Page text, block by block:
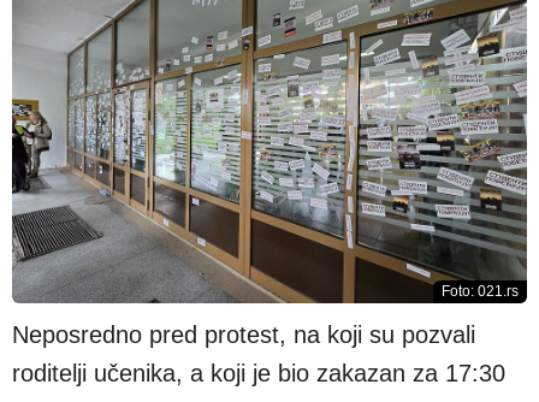
Foto: 021.rs
Neposredno pred protest, na koji su pozvali
roditelji učenika, a koji je bio zakazan za 17:30